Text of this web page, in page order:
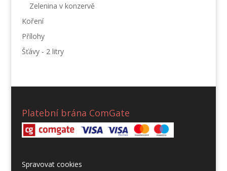
Zelenina v konzervě
Koření
Přílohy
Šťávy - 2 litry
Platební brána ComGate
Spravovat cookies